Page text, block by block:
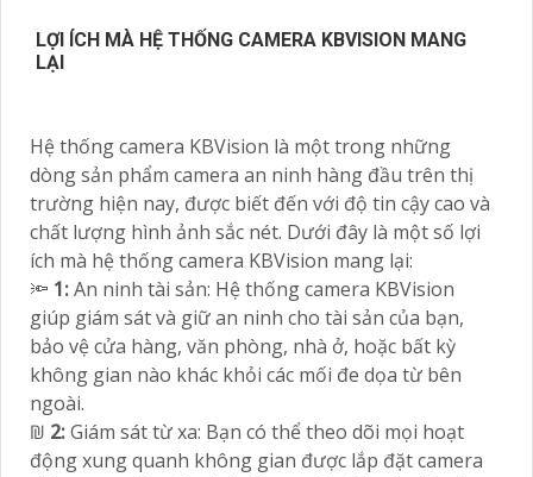
LỢI ÍCH MÀ HỆ THỐNG CAMERA KBVISION MANG
LẠI
Hệ thống camera KBVision là một trong những
dòng sản phẩm camera an ninh hàng đầu trên thị
trường hiện nay, được biết đến với độ tin cậy cao và
chất lượng hình ảnh sắc nét. Dưới đây là một số lợi
ích mà hệ thống camera KBVision mang lại:
🔦 1:An ninh tài sản: Hệ thống camera KBVision
giúp giám sát và giữ an ninh cho tài sản của bạn,
bảo vệ cửa hàng, văn phòng, nhà ở, hoặc bất kỳ
không gian nào khác khỏi các mối đe dọa từ bên
ngoài.
₪ 2:Giám sát từ xa: Bạn có thể theo dõi mọi hoạt
động xung quanh không gian được lắp đặt camera